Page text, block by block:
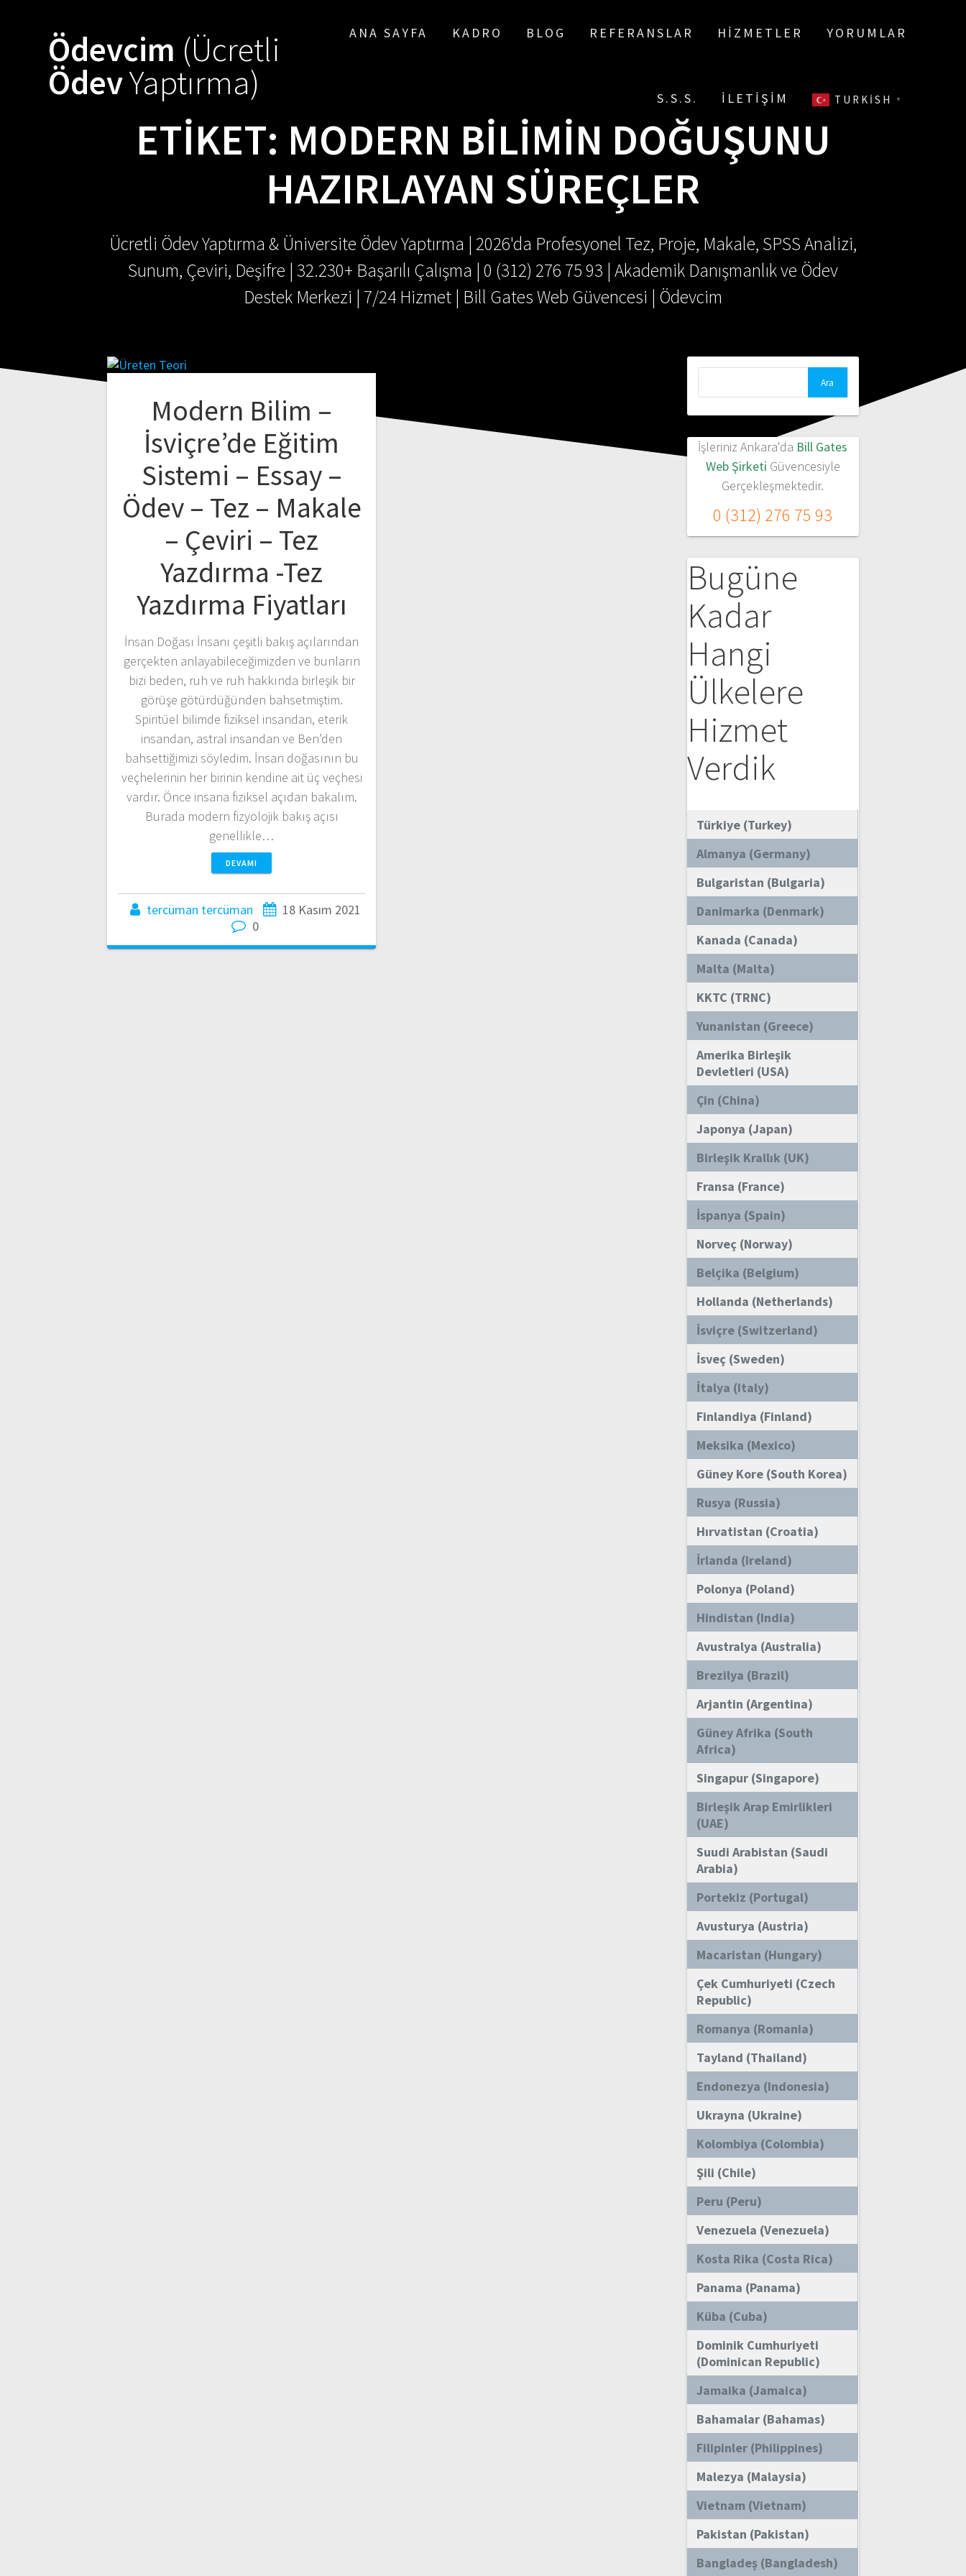
Ödevcim (Ücretli
ÖdevYaptırma)
ANA SAYFA KADRO BLOG REFERANSLAR HIZMETLER YORUMLAR
S.S.S. İLETIŞIM TURKISH ▼
ETIKET: MODERN BILIMIN DOĞUŞUNU
HAZIRLAYAN SÜREÇLER
Ücretli Ödev Yaptırma & Üniversite Ödev Yaptırma | 2026'da Profesyonel Tez, Proje, Makale, SPSS Analizi,
Sunum, Çeviri, Deşifre | 32.230+ Başarılı Çalışma | 0 (312) 276 75 93 | Akademik Danışmanlık ve Ödev
Destek Merkezi | 7/24 Hizmet | Bill Gates Web Güvencesi | Ödevcim
Modern Bilim –
İsviçre’de Eğitim
Sistemi – Essay –
Ödev – Tez – Makale
– Çeviri – Tez
Yazdırma -Tez
Yazdırma Fiyatları
İnsan Doğası İnsanı çeşitli bakış açılarından
gerçekten anlayabileceğimizden ve bunların
bizi beden, ruh ve ruh hakkında birleşik bir
görüşe götürdüğünden bahsetmiştim.
Spiritüel bilimde fiziksel insandan, eterik
insandan, astral insandan ve Ben’den
bahsettiğimizi söyledim. İnsan doğasının bu
veçhelerinin her birinin kendine ait üç veçhesi
vardır. Önce insana fiziksel açıdan bakalım.
Burada modern fizyolojik bakış açısı
genellikle…
DEVAMI
tercüman tercüman
18 Kasım 2021
0
İşleriniz Ankara'da Bill Gates
Web Şirketi Güvencesiyle
Gerçekleşmektedir.
0 (312) 276 75 93
Bugüne
Kadar
Hangi
Ülkelere
Hizmet
Verdik
Türkiye (Turkey)
Almanya (Germany)
Bulgaristan (Bulgaria)
Danimarka (Denmark)
Kanada (Canada)
Malta (Malta)
KKTC (TRNC)
Yunanistan (Greece)
Amerika Birleşik
Devletleri (USA)
Çin (China)
Japonya (Japan)
Birleşik Krallık (UK)
Fransa (France)
İspanya (Spain)
Norveç (Norway)
Belçika (Belgium)
Hollanda (Netherlands)
İsviçre (Switzerland)
İsveç (Sweden)
İtalya (Italy)
Finlandiya (Finland)
Meksika (Mexico)
Güney Kore (South Korea)
Rusya (Russia)
Hırvatistan (Croatia)
İrlanda (Ireland)
Polonya (Poland)
Hindistan (India)
Avustralya (Australia)
Brezilya (Brazil)
Arjantin (Argentina)
Güney Afrika (South
Africa)
Singapur (Singapore)
Birleşik Arap Emirlikleri
(UAE)
Suudi Arabistan (Saudi
Arabia)
Portekiz (Portugal)
Avusturya (Austria)
Macaristan (Hungary)
Çek Cumhuriyeti (Czech
Republic)
Romanya (Romania)
Tayland (Thailand)
Endonezya (Indonesia)
Ukrayna (Ukraine)
Kolombiya (Colombia)
Şili (Chile)
Peru (Peru)
Venezuela (Venezuela)
Kosta Rika (Costa Rica)
Panama (Panama)
Küba (Cuba)
Dominik Cumhuriyeti
(Dominican Republic)
Jamaika (Jamaica)
Bahamalar (Bahamas)
Filipinler (Philippines)
Malezya (Malaysia)
Vietnam (Vietnam)
Pakistan (Pakistan)
Bangladeş (Bangladesh)